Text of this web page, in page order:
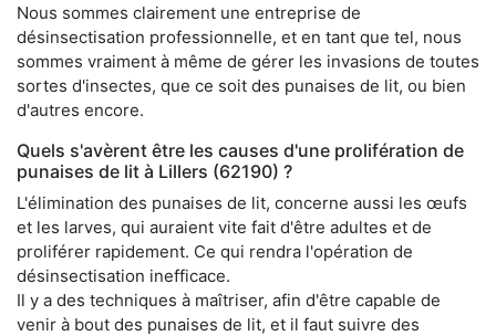
Nous sommes clairement une entreprise de
désinsectisation professionnelle, et en tant que tel, nous
sommes vraiment à même de gérer les invasions de toutes
sortes d'insectes, que ce soit des punaises de lit, ou bien
d'autres encore.
Quels s'avèrent être les causes d'une prolifération de
punaises de lit à Lillers (62190) ?
L'élimination des punaises de lit, concerne aussi les œufs
et les larves, qui auraient vite fait d'être adultes et de
proliférer rapidement. Ce qui rendra l'opération de
désinsectisation inefficace.
Il y a des techniques à maîtriser, afin d'être capable de
venir à bout des punaises de lit, et il faut suivre des